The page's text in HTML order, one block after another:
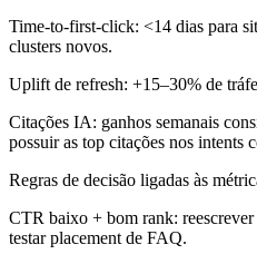
Time-to-first-click: <14 dias para
clusters novos.
Uplift de refresh: +15–30% de
Citações IA: ganhos semanais
possuir as top citações nos intents
Regras de decisão ligadas às
CTR baixo + bom rank:
testar placement de FAQ.